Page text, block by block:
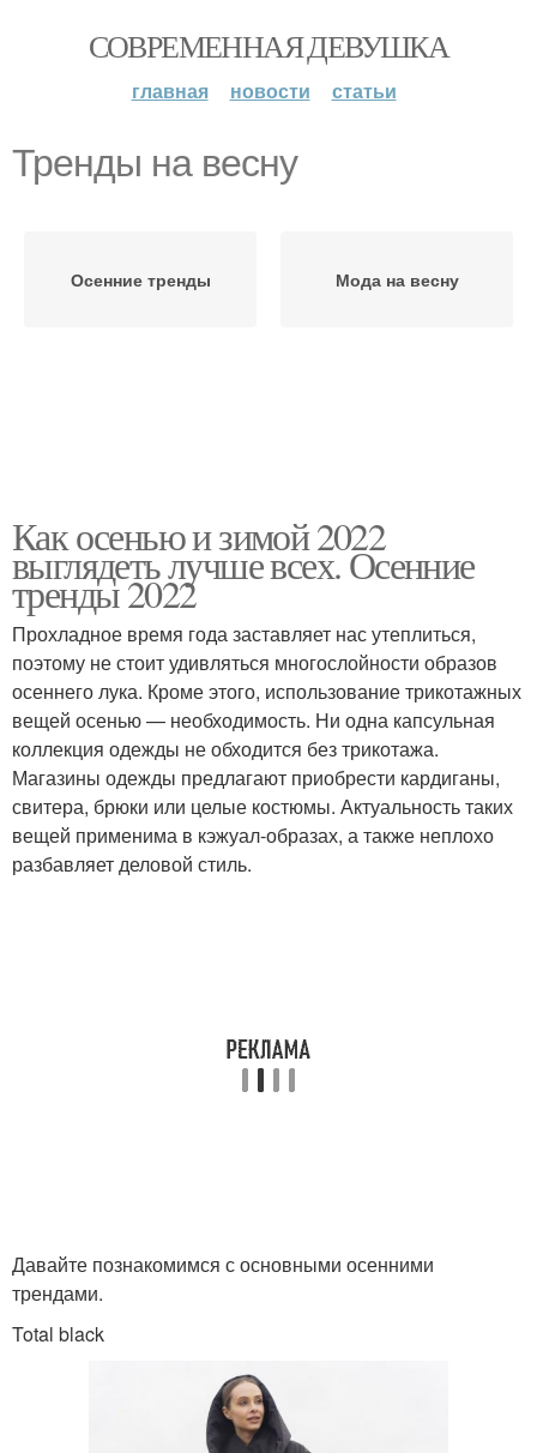
СОВРЕМЕННАЯ ДЕВУШКА
главная новости статьи
Тренды на весну
Осенние тренды Мода на весну
Как осенью и зимой 2022
выглядеть лучше всех. Осенние
тренды 2022
Прохладное время года заставляет нас утеплиться,
поэтому не стоит удивляться многослойности образов
осеннего лука. Кроме этого, использование трикотажных
вещей осенью — необходимость. Ни одна капсульная
коллекция одежды не обходится без трикотажа.
Магазины одежды предлагают приобрести кардиганы,
свитера, брюки или целые костюмы. Актуальность таких
вещей применима в кэжуал-образах, а также неплохо
разбавляет деловой стиль.
Давайте познакомимся с основными осенними
трендами.
Total black